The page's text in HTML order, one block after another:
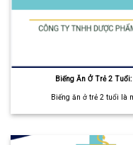
Biếng Ăn Ở Trẻ 2
Biếng ăn ở trẻ 2 tuổi là